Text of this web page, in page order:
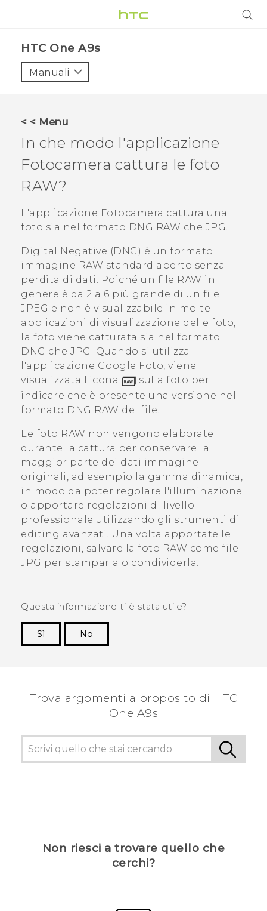
VIVE
VIVERSE
ASSISTENZA
Accessori e dispositivi HTC
Accesso
HTC One A9s‎
Manuali
< < Menu
In che modo l'applicazione
Fotocamera cattura le foto
RAW?
L'applicazione Fotocamera cattura una
foto sia nel formato DNG RAW che JPG.
Digital Negative (DNG) è un formato
immagine RAW standard aperto senza
perdita di dati. Poiché un file RAW in
genere è da 2 a 6 più grande di un file
JPEG e non è visualizzabile in molte
applicazioni di visualizzazione delle foto,
la foto viene catturata sia nel formato
DNG che JPG. Quando si utilizza
l'applicazione Google Foto, viene
visualizzata l'icona
sulla foto per
indicare che è presente una versione nel
formato DNG RAW del file.
Le foto RAW non vengono elaborate
durante la cattura per conservare la
maggior parte dei dati immagine
originali, ad esempio la gamma dinamica,
in modo da poter regolare l'illuminazione
o apportare regolazioni di livello
professionale utilizzando gli strumenti di
editing avanzati. Una volta apportate le
regolazioni, salvare la foto RAW come file
JPG per stamparla o condividerla.
Questa informazione ti è stata utile?
Sì
No
Trova argomenti a proposito di HTC
One A9s
Non riesci a trovare quello che
cerchi?